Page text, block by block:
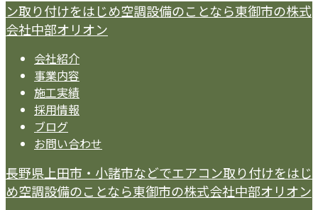
ン取り付けをはじめ空調設備のことなら東御市の株式
会社中部オリオン
会社紹介
事業内容
施工実績
採用情報
ブログ
お問い合わせ
長野県上田市・小諸市などでエアコン取り付けをはじ
め空調設備のことなら東御市の株式会社中部オリオン